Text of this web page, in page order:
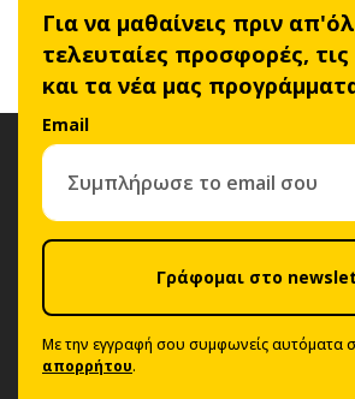
Για να μαθαίνεις πριν
τελευταίες προσφορές,
και τα νέα μας
Email
Γράφομαι στο
Με την εγγραφή σου συμφωνείς αυτόματα
απορρήτου.